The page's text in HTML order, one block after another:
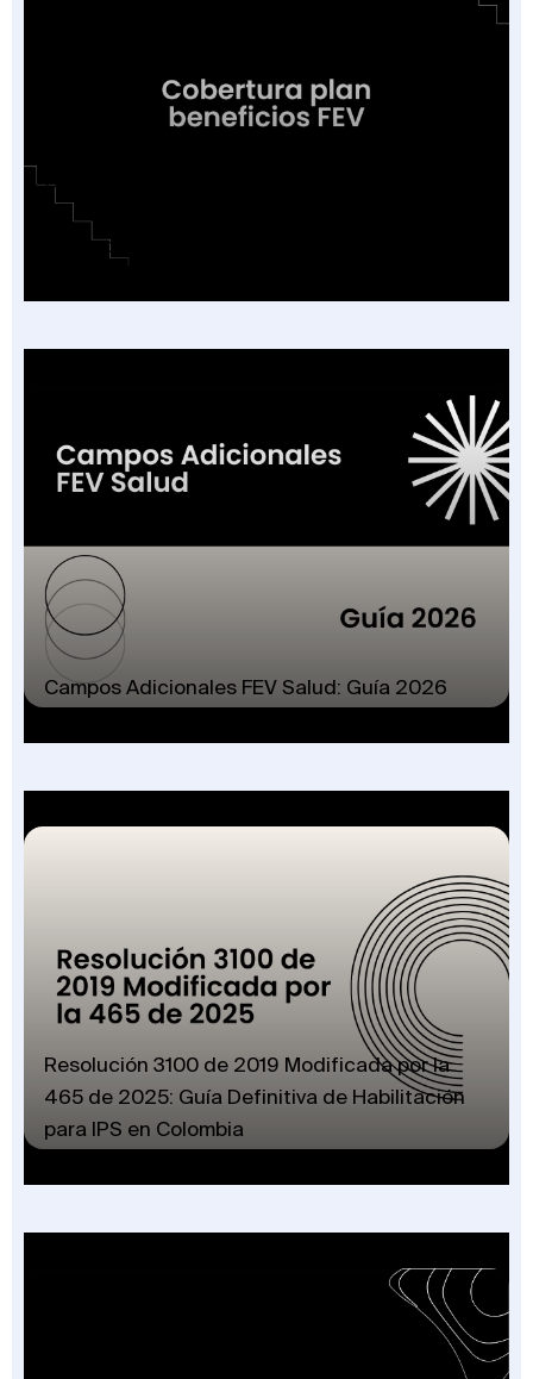
Cobertura o Plan de Beneficios en la Factura
Categorías Vigentes en Colombia 2026
Campos Adicionales FEV Salud: Guía 2026
Resolución 3100 de 2019 Modificada por la
465 de 2025: Guía Definitiva de Habilitación
para IPS en Colombia